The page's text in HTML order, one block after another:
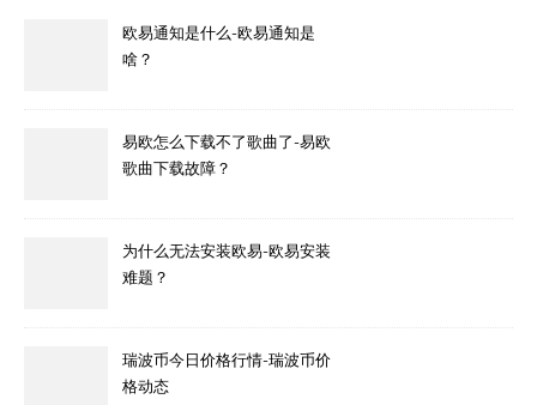
欧易通知是什么-欧易通知是
啥？
易欧怎么下载不了歌曲了-易欧
歌曲下载故障？
为什么无法安装欧易-欧易安装
难题？
瑞波币今日价格行情-瑞波币价
格动态